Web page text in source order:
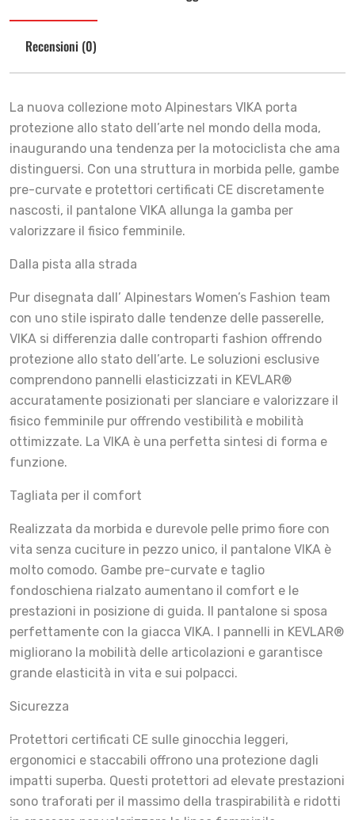
Recensioni (0)
La nuova collezione moto Alpinestars VIKA porta
protezione allo stato dell’arte nel mondo della moda,
inaugurando una tendenza per la motociclista che ama
distinguersi. Con una struttura in morbida pelle, gambe
pre-curvate e protettori certificati CE discretamente
nascosti, il pantalone VIKA allunga la gamba per
valorizzare il fisico femminile.
Dalla pista alla strada
Pur disegnata dall’ Alpinestars Women’s Fashion team
con uno stile ispirato dalle tendenze delle passerelle,
VIKA si differenzia dalle controparti fashion offrendo
protezione allo stato dell’arte. Le soluzioni esclusive
comprendono pannelli elasticizzati in KEVLAR®
accuratamente posizionati per slanciare e valorizzare il
fisico femminile pur offrendo vestibilità e mobilità
ottimizzate. La VIKA è una perfetta sintesi di forma e
funzione.
Tagliata per il comfort
Realizzata da morbida e durevole pelle primo fiore con
vita senza cuciture in pezzo unico, il pantalone VIKA è
molto comodo. Gambe pre-curvate e taglio
fondoschiena rialzato aumentano il comfort e le
prestazioni in posizione di guida. Il pantalone si sposa
perfettamente con la giacca VIKA. I pannelli in KEVLAR®
migliorano la mobilità delle articolazioni e garantisce
grande elasticità in vita e sui polpacci.
Sicurezza
Protettori certificati CE sulle ginocchia leggeri,
ergonomici e staccabili offrono una protezione dagli
impatti superba. Questi protettori ad elevate prestazioni
sono traforati per il massimo della traspirabilità e ridotti